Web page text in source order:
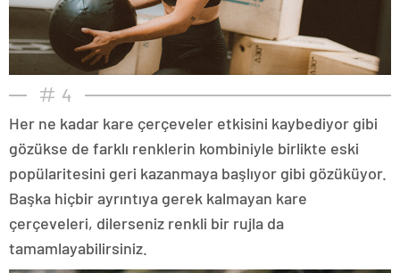
4
Her ne kadar kare çerçeveler etkisini kaybediyor gibi
gözükse de farklı renklerin kombiniyle birlikte eski
popülaritesini geri kazanmaya başlıyor gibi gözüküyor.
Başka hiçbir ayrıntıya gerek kalmayan kare
çerçeveleri, dilerseniz renkli bir rujla da
tamamlayabilirsiniz.